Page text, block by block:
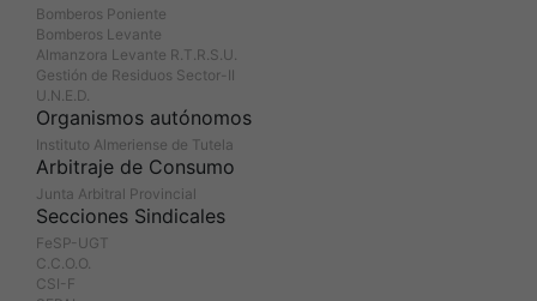
Bomberos Poniente
Bomberos Levante
Almanzora Levante R.T.R.S.U.
Gestión de Residuos Sector-II
U.N.E.D.
Organismos autónomos
Instituto Almeriense de Tutela
Arbitraje de Consumo
Junta Arbitral Provincial
Secciones Sindicales
FeSP-UGT
C.C.O.O.
CSI-F